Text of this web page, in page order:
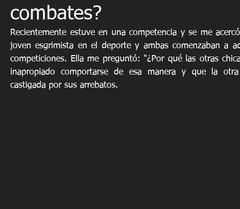
combates?
Recientemente estuve en una competencia y se me
joven esgrimista en el deporte y ambas comenzaban a
competiciones. Ella me preguntó: "¿Por qué las otras
inapropiado comportarse de esa manera y que la
castigada por sus arrebatos.